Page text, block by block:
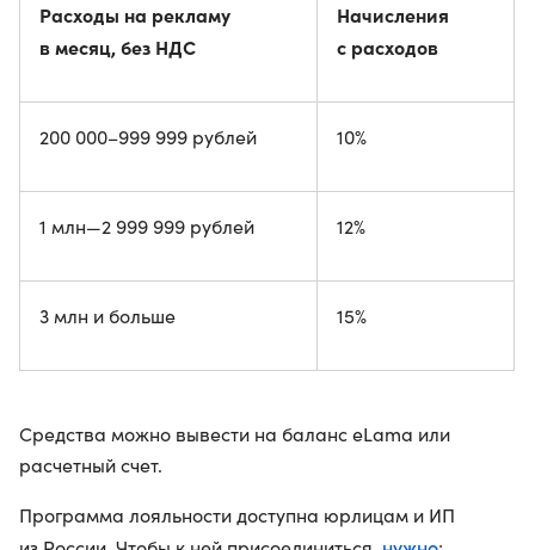
Расходы на рекламу
в месяц, без НДС
Начисления
с расходов
200 000–999 999 рублей 10%
1 млн—2 999 999 рублей 12%
3 млн и больше 15%
Средства можно вывести на баланс eLama или
расчетный счет.
Программа лояльности доступна юрлицам и ИП